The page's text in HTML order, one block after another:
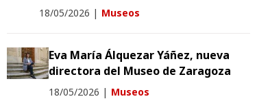
18/05/2026 | Museos
Eva María Álquezar Yáñez, nueva
directora del Museo de Zaragoza
18/05/2026 | Museos